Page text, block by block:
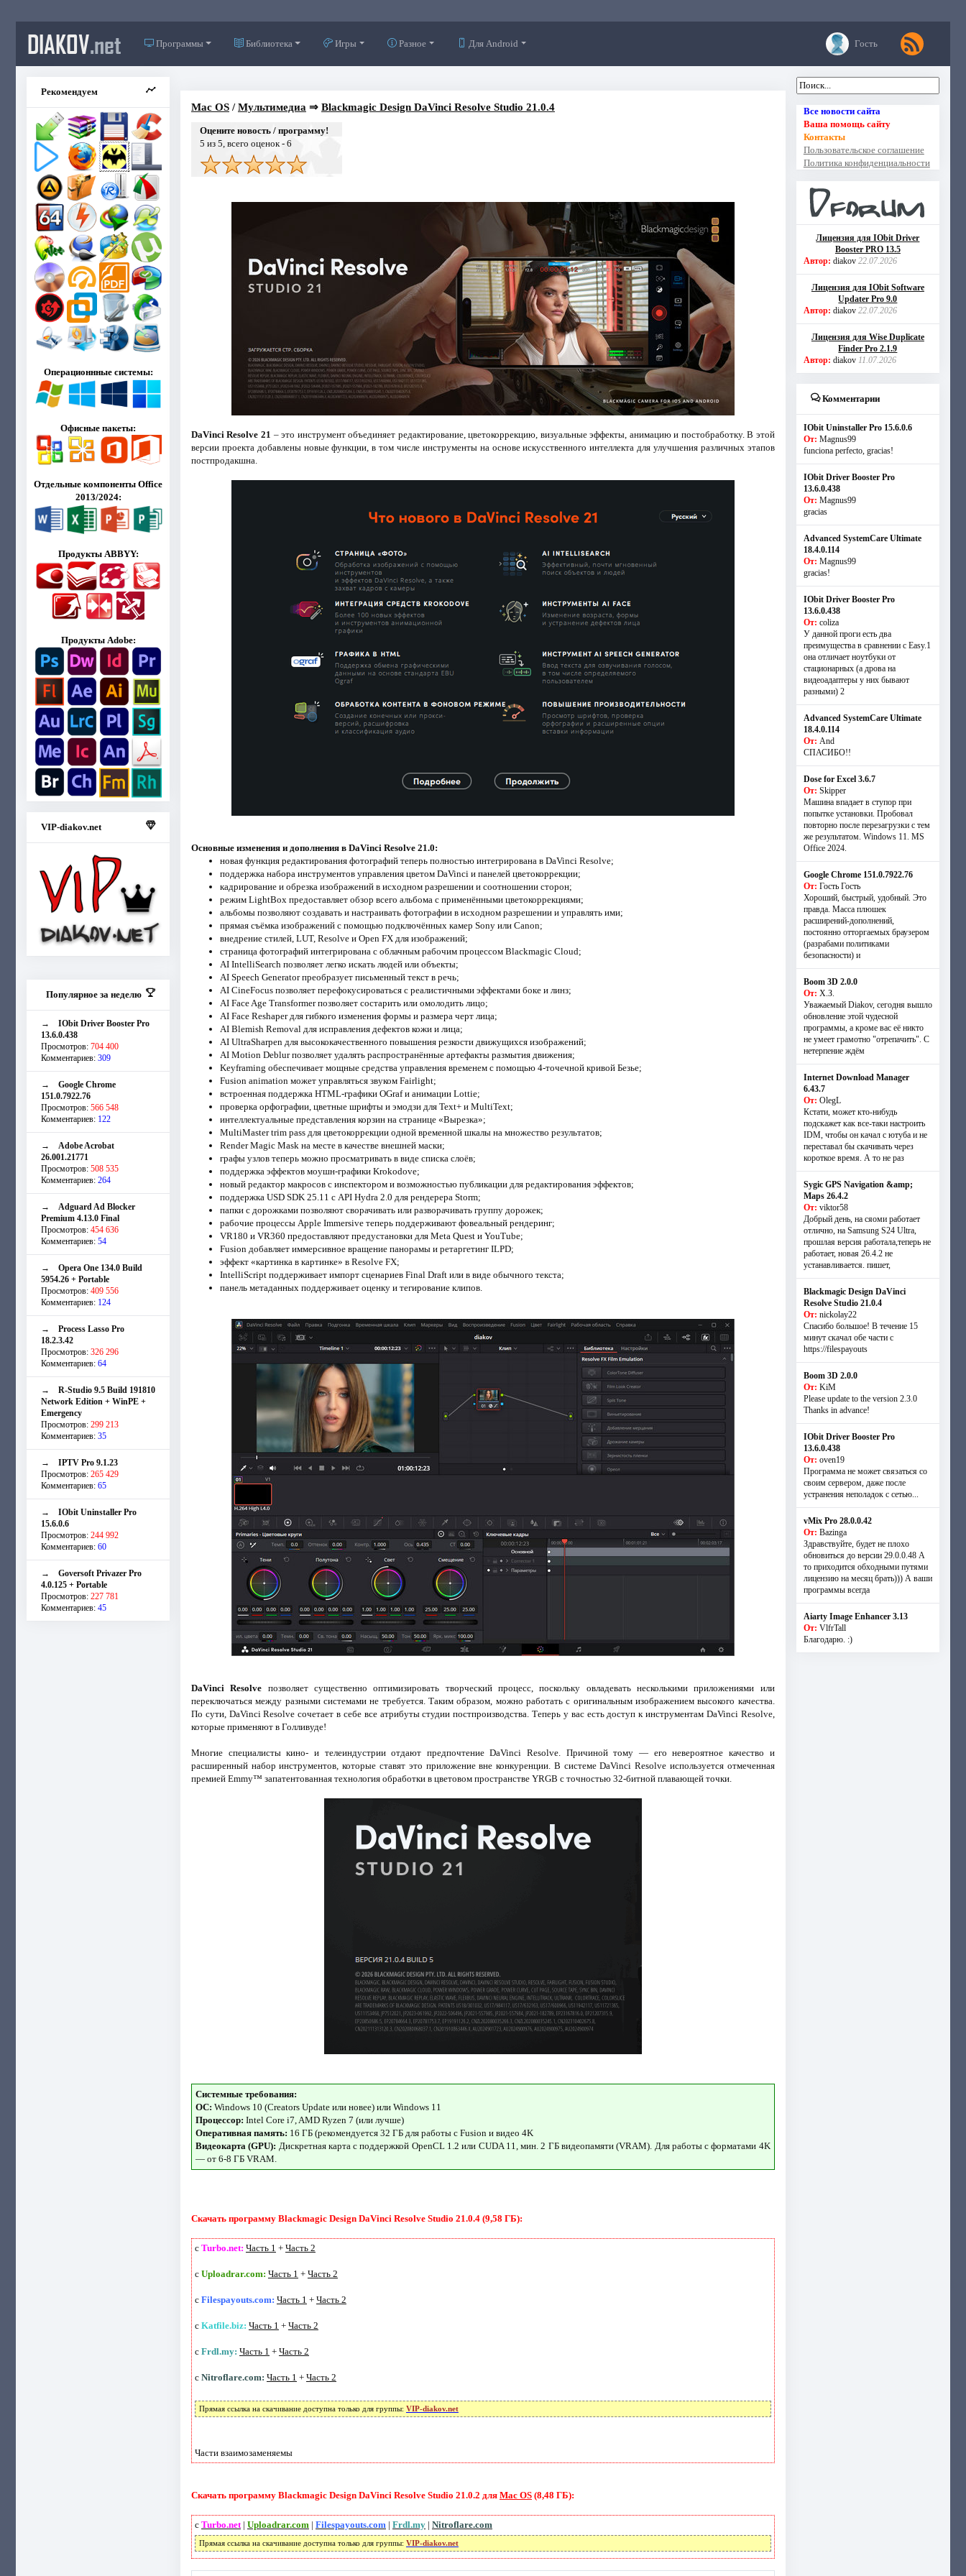
DIAKOV.net Программы Библиотека Игры Разное Для Android Гость
Рекомендуем
Операционнные системы:
Офисные пакеты:
Отдельные компоненты Office
2013/2024:
Продукты ABBYY:
Продукты Adobe:
VIP-diakov.net
Популярное за неделю
→ IObit Driver Booster Pro
13.6.0.438
Просмотров: 704 400
Комментариев: 309
→ Google Chrome
151.0.7922.76
Просмотров: 566 548
Комментариев: 122
→ Adobe Acrobat
26.001.21771
Просмотров: 508 535
Комментариев: 264
→ Adguard Ad Blocker
Premium 4.13.0 Final
Просмотров: 454 636
Комментариев: 54
→ Opera One 134.0 Build
5954.26 + Portable
Просмотров: 409 556
Комментариев: 124
→ Process Lasso Pro
18.2.3.42
Просмотров: 326 296
Комментариев: 64
→ R-Studio 9.5 Build 191810
Network Edition + WinPE +
Emergency
Просмотров: 299 213
Комментариев: 35
→ IPTV Pro 9.1.23
Просмотров: 265 429
Комментариев: 65
→ IObit Uninstaller Pro
15.6.0.6
Просмотров: 244 992
Комментариев: 60
→ Goversoft Privazer Pro
4.0.125 + Portable
Просмотров: 227 781
Комментариев: 45
Mac OS/Мультимедиа ⇒ Blackmagic Design DaVinci Resolve Studio 21.0.4
Оцените новость / программу!
5 из 5, всего оценок - 6
DaVinci Resolve 21 – это инструмент объединяет редактирование, цветокоррекцию, визуальные эффекты, анимацию и постобработку. В этой
версии проекта добавлены новые функции, в том числе инструменты на основе искусственного интеллекта для улучшения различных этапов
постпродакшна.
Основные изменения и дополнения в DaVinci Resolve 21.0:
новая функция редактирования фотографий теперь полностью интегрирована в DaVinci Resolve;
поддержка набора инструментов управления цветом DaVinci и панелей цветокоррекции;
кадрирование и обрезка изображений в исходном разрешении и соотношении сторон;
режим LightBox предоставляет обзор всего альбома с применёнными цветокоррекциями;
альбомы позволяют создавать и настраивать фотографии в исходном разрешении и управлять ими;
прямая съёмка изображений с помощью подключённых камер Sony или Canon;
внедрение стилей, LUT, Resolve и Open FX для изображений;
страница фотографий интегрирована с облачным рабочим процессом Blackmagic Cloud;
AI IntelliSearch позволяет легко искать людей или объекты;
AI Speech Generator преобразует письменный текст в речь;
AI CineFocus позволяет перефокусироваться с реалистичными эффектами боке и линз;
AI Face Age Transformer позволяет состарить или омолодить лицо;
AI Face Reshaper для гибкого изменения формы и размера черт лица;
AI Blemish Removal для исправления дефектов кожи и лица;
AI UltraSharpen для высококачественного повышения резкости движущихся изображений;
AI Motion Deblur позволяет удалять распространённые артефакты размытия движения;
Keyframing обеспечивает мощные средства управления временем с помощью 4-точечной кривой Безье;
Fusion animation может управляться звуком Fairlight;
встроенная поддержка HTML-графики OGraf и анимации Lottie;
проверка орфографии, цветные шрифты и эмодзи для Text+ и MultiText;
интеллектуальные представления корзин на странице «Вырезка»;
MultiMaster trim pass для цветокоррекции одной временной шкалы на множество результатов;
Render Magic Mask на месте в качестве внешней маски;
графы узлов теперь можно просматривать в виде списка слоёв;
поддержка эффектов моушн-графики Krokodove;
новый редактор макросов с инспектором и возможностью публикации для редактирования эффектов;
поддержка USD SDK 25.11 с API Hydra 2.0 для рендерера Storm;
папки с дорожками позволяют сворачивать или разворачивать группу дорожек;
рабочие процессы Apple Immersive теперь поддерживают фовеальный рендеринг;
VR180 и VR360 предоставляют предустановки для Meta Quest и YouTube;
Fusion добавляет иммерсивное вращение панорамы и ретаргетинг ILPD;
эффект «картинка в картинке» в Resolve FX;
IntelliScript поддерживает импорт сценариев Final Draft или в виде обычного текста;
панель метаданных поддерживает оценку и тегирование клипов.
DaVinci Resolve позволяет существенно оптимизировать творческий процесс, поскольку овладевать несколькими приложениями или
переключаться между разными системами не требуется. Таким образом, можно работать с оригинальным изображением высокого качества.
По сути, DaVinci Resolve сочетает в себе все атрибуты студии постпроизводства. Теперь у вас есть доступ к инструментам DaVinci Resolve,
которые применяют в Голливуде!
Многие специалисты кино- и телеиндустрии отдают предпочтение DaVinci Resolve. Причиной тому — его невероятное качество и
расширенный набор инструментов, которые ставят это приложение вне конкуренции. В системе DaVinci Resolve используется отмеченная
премией Emmy™ запатентованная технология обработки в цветовом пространстве YRGB с точностью 32-битной плавающей точки.
Системные требования:
OC: Windows 10 (Creators Update или новее) или Windows 11
Процессор: Intel Core i7, AMD Ryzen 7 (или лучше)
Оперативная память: 16 ГБ (рекомендуется 32 ГБ для работы с Fusion и видео 4K
Видеокарта (GPU): Дискретная карта с поддержкой OpenCL 1.2 или CUDA 11, мин. 2 ГБ видеопамяти (VRAM). Для работы с форматами 4K
— от 6-8 ГБ VRAM.
Скачать программу Blackmagic Design DaVinci Resolve Studio 21.0.4 (9,58 ГБ):
с Turbo.net: Часть 1 + Часть 2
с Uploadrar.com: Часть 1 + Часть 2
с Filespayouts.com: Часть 1 + Часть 2
с Katfile.biz: Часть 1 + Часть 2
с Frdl.my: Часть 1 + Часть 2
с Nitroflare.com: Часть 1 + Часть 2
Прямая ссылка на скачивание доступна только для группы: VIP-diakov.net
Части взаимозаменяемы
Скачать программу Blackmagic Design DaVinci Resolve Studio 21.0.2 для Mac OS(8,48 ГБ):
с Turbo.net| Uploadrar.com | Filespayouts.com | Frdl.my| Nitroflare.com
Прямая ссылка на скачивание доступна только для группы: VIP-diakov.net
Все новости сайта
Ваша помощь сайту
Контакты
Пользовательское соглашение
Политика конфиденциальности
Лицензия для IObit Driver
Booster PRO 13.5
Автор: diakov 22.07.2026
Лицензия для IObit Software
Updater Pro 9.0
Автор: diakov 22.07.2026
Лицензия для Wise Duplicate
Finder Pro 2.1.9
Автор: diakov 11.07.2026
Комментарии
IObit Uninstaller Pro 15.6.0.6
От: Magnus99
funciona perfecto, gracias!
IObit Driver Booster Pro
13.6.0.438
От: Magnus99
gracias
Advanced SystemCare Ultimate
18.4.0.114
От: Magnus99
gracias!
IObit Driver Booster Pro
13.6.0.438
От: coliza
У данной проги есть два
преимущества в сравнении с Easy.1
она отличает ноутбуки от
стационарных (а дрова на
видеоадаптеры у них бывают
разными) 2
Advanced SystemCare Ultimate
18.4.0.114
От: And
СПАСИБО!!
Dose for Excel 3.6.7
От: Skipper
Машина впадает в ступор при
попытке установки. Пробовал
повторно после перезагрузки с тем
же результатом. Windows 11. MS
Offiсe 2024.
Google Chrome 151.0.7922.76
От: Гость Гость
Хороший, быстрый, удобный. Это
правда. Масса плюшек
расширений-дополнений,
постоянно отторгаемых браузером
(разрабами политиками
безопасности) и
Boom 3D 2.0.0
От: Х.З.
Уважаемый Diakov, сегодня вышло
обновление этой чудесной
программы, а кроме вас её никто
не умеет грамотно "отрепачить". С
нетерпение ждём
Internet Download Manager
6.43.7
От: OlegL
Кстати, может кто-нибудь
подскажет как все-таки настроить
IDM, чтобы он качал с ютуба и не
переставал бы скачивать через
короткое время. А то не раз
Sygic GPS Navigation &amp;
Maps 26.4.2
От: viktor58
Добрый день, на сяоми работает
отлично, на Samsung S24 Ultra,
прошлая версия работала,теперь не
работает, новая 26.4.2 не
устанавливается. пишет,
Blackmagic Design DaVinci
Resolve Studio 21.0.4
От: nickolay22
Спасибо большое! В течение 15
минут скачал обе части с
https://filespayouts
Boom 3D 2.0.0
От: KiM
Please update to the version 2.3.0
Thanks in advance!
IObit Driver Booster Pro
13.6.0.438
От: oven19
Программа не может связаться со
своим сервером, даже после
устранения неполадок с сетью...
vMix Pro 28.0.0.42
От: Bazinga
Здравствуйте, будет не плохо
обновиться до версии 29.0.0.48 А
то приходится обходными путями
лицензию на месяц брать))) А ваши
программы всегда
Aiarty Image Enhancer 3.13
От: VlfrTall
Благодарю. :)